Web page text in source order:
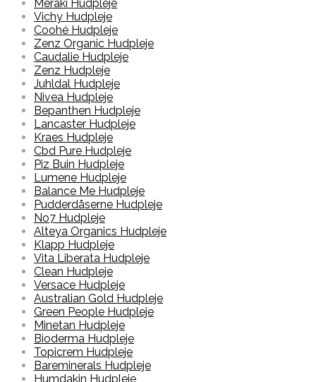
Meraki Hudpleje
Vichy Hudpleje
Coohé Hudpleje
Zenz Organic Hudpleje
Caudalie Hudpleje
Zenz Hudpleje
Juhldal Hudpleje
Nivea Hudpleje
Bepanthen Hudpleje
Lancaster Hudpleje
Kraes Hudpleje
Cbd Pure Hudpleje
Piz Buin Hudpleje
Lumene Hudpleje
Balance Me Hudpleje
Pudderdåserne Hudpleje
No7 Hudpleje
Alteya Organics Hudpleje
Klapp Hudpleje
Vita Liberata Hudpleje
Clean Hudpleje
Versace Hudpleje
Australian Gold Hudpleje
Green People Hudpleje
Minetan Hudpleje
Bioderma Hudpleje
Topicrem Hudpleje
Bareminerals Hudpleje
Humdakin Hudpleje